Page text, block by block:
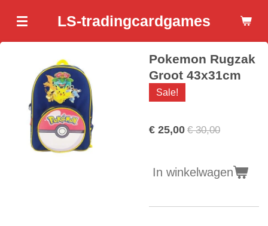
direct
naar
hoofdinhoud
LS-tradingcardgames
Pokemon Rugzak
Groot 43x31cm
Sale!
€ 25,00 € 30,00
In winkelwagen